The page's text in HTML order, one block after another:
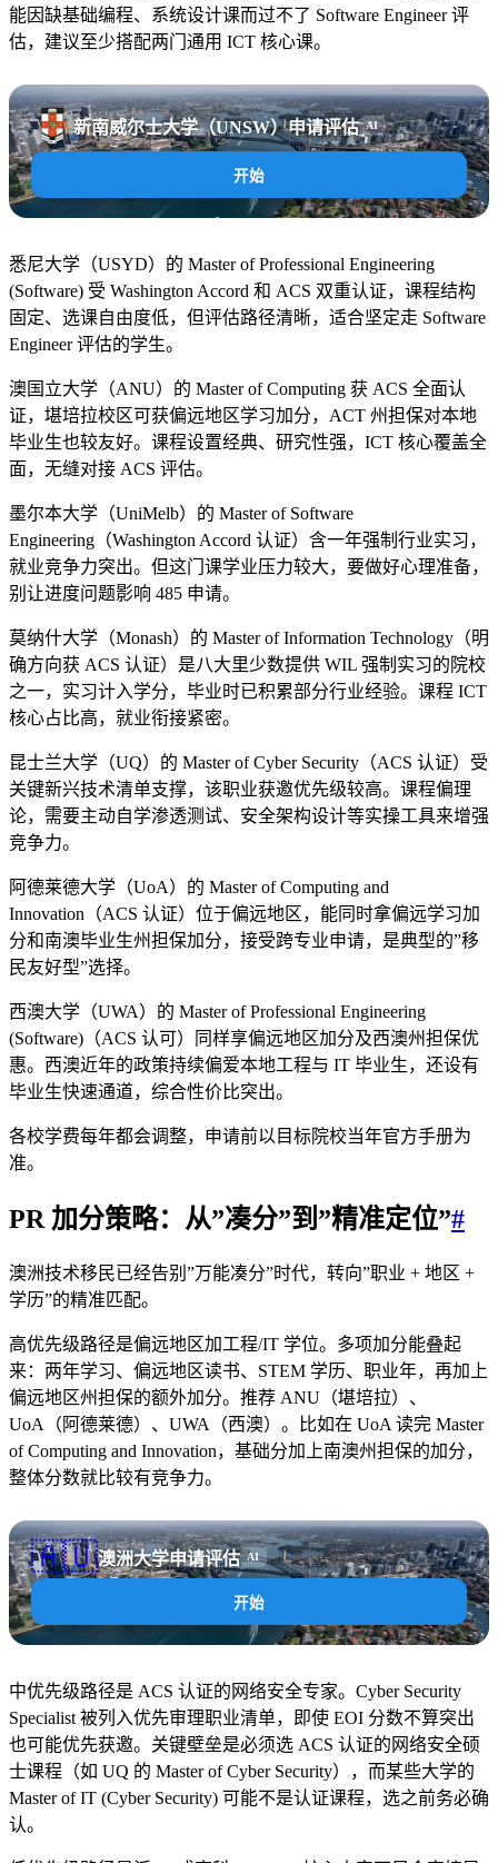
能因缺基础编程、系统设计课而过不了 Software Engineer 评
估，建议至少搭配两门通用 ICT 核心课。
新南威尔士大学（UNSW）申请评估 AI
开始
悉尼大学（USYD）的 Master of Professional Engineering
(Software) 受 Washington Accord 和 ACS 双重认证，课程结构
固定、选课自由度低，但评估路径清晰，适合坚定走 Software
Engineer 评估的学生。
澳国立大学（ANU）的 Master of Computing 获 ACS 全面认
证，堪培拉校区可获偏远地区学习加分，ACT 州担保对本地
毕业生也较友好。课程设置经典、研究性强，ICT 核心覆盖全
面，无缝对接 ACS 评估。
墨尔本大学（UniMelb）的 Master of Software
Engineering（Washington Accord 认证）含一年强制行业实习，
就业竞争力突出。但这门课学业压力较大，要做好心理准备，
别让进度问题影响 485 申请。
莫纳什大学（Monash）的 Master of Information Technology（明
确方向获 ACS 认证）是八大里少数提供 WIL 强制实习的院校
之一，实习计入学分，毕业时已积累部分行业经验。课程 ICT
核心占比高，就业衔接紧密。
昆士兰大学（UQ）的 Master of Cyber Security（ACS 认证）受
关键新兴技术清单支撑，该职业获邀优先级较高。课程偏理
论，需要主动自学渗透测试、安全架构设计等实操工具来增强
竞争力。
阿德莱德大学（UoA）的 Master of Computing and
Innovation（ACS 认证）位于偏远地区，能同时拿偏远学习加
分和南澳毕业生州担保加分，接受跨专业申请，是典型的”移
民友好型”选择。
西澳大学（UWA）的 Master of Professional Engineering
(Software)（ACS 认可）同样享偏远地区加分及西澳州担保优
惠。西澳近年的政策持续偏爱本地工程与 IT 毕业生，还设有
毕业生快速通道，综合性价比突出。
各校学费每年都会调整，申请前以目标院校当年官方手册为
准。
PR 加分策略：从”凑分”到”精准定位”#
澳洲技术移民已经告别”万能凑分”时代，转向”职业 + 地区 +
学历”的精准匹配。
高优先级路径是偏远地区加工程/IT 学位。多项加分能叠起
来：两年学习、偏远地区读书、STEM 学历、职业年，再加上
偏远地区州担保的额外加分。推荐 ANU（堪培拉）、
UoA（阿德莱德）、UWA（西澳）。比如在 UoA 读完 Master
of Computing and Innovation，基础分加上南澳州担保的加分，
整体分数就比较有竞争力。
🇦🇺澳洲大学申请评估 AI
开始
中优先级路径是 ACS 认证的网络安全专家。Cyber Security
Specialist 被列入优先审理职业清单，即使 EOI 分数不算突出
也可能优先获邀。关键壁垒是必须选 ACS 认证的网络安全硕
士课程（如 UQ 的 Master of Cyber Security），而某些大学的
Master of IT (Cyber Security) 可能不是认证课程，选之前务必确
认。